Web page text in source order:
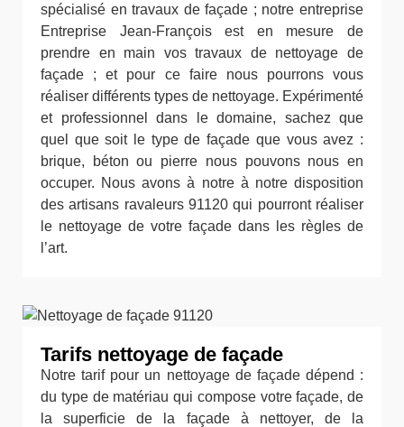
spécialisé en travaux de façade ; notre entreprise
Entreprise Jean-François est en mesure de
prendre en main vos travaux de nettoyage de
façade ; et pour ce faire nous pourrons vous
réaliser différents types de nettoyage. Expérimenté
et professionnel dans le domaine, sachez que
quel que soit le type de façade que vous avez :
brique, béton ou pierre nous pouvons nous en
occuper. Nous avons à notre à notre disposition
des artisans ravaleurs 91120 qui pourront réaliser
le nettoyage de votre façade dans les règles de
l’art.
Tarifs nettoyage de façade
Notre tarif pour un nettoyage de façade dépend :
du type de matériau qui compose votre façade, de
la superficie de la façade à nettoyer, de la